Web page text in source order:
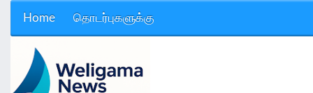
Home தொடர்புகளுக்கு